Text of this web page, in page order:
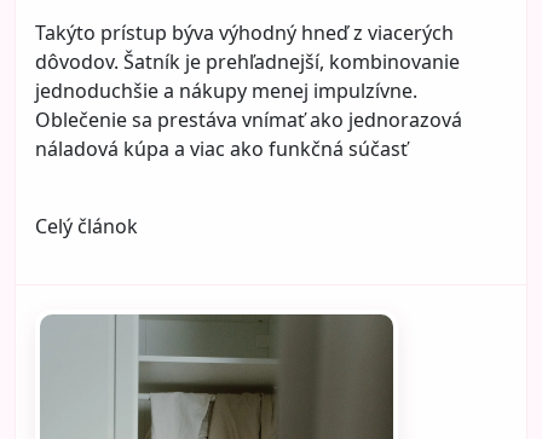
Takýto prístup býva výhodný hneď z viacerých
dôvodov. Šatník je prehľadnejší, kombinovanie
jednoduchšie a nákupy menej impulzívne.
Oblečenie sa prestáva vnímať ako jednorazová
náladová kúpa a viac ako funkčná súčasť
Celý článok